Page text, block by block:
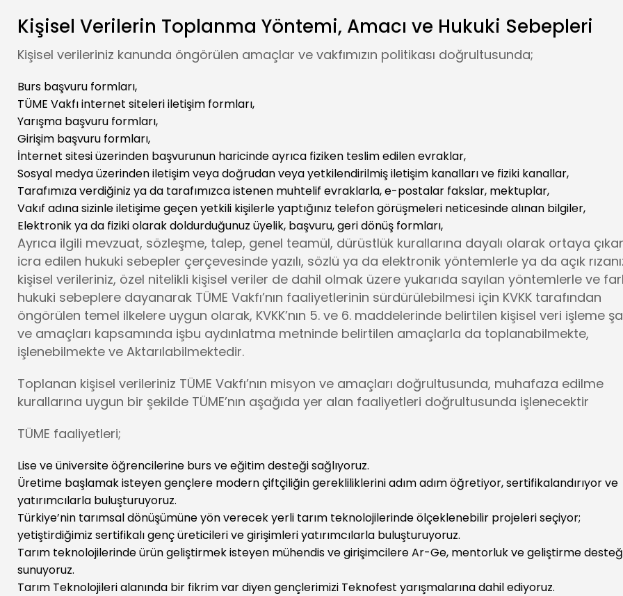
Kişisel Verilerin Toplanma Yöntemi, Amacı ve Hukuki Sebepleri
Kişisel verileriniz kanunda öngörülen amaçlar ve vakfımızın politikası doğrultusunda;
Burs başvuru formları,
TÜME Vakfı internet siteleri iletişim formları,
Yarışma başvuru formları,
Girişim başvuru formları,
İnternet sitesi üzerinden başvurunun haricinde ayrıca fiziken teslim edilen evraklar,
Sosyal medya üzerinden iletişim veya doğrudan veya yetkilendirilmiş iletişim kanalları ve fiziki kanallar,
Tarafımıza verdiğiniz ya da tarafımızca istenen muhtelif evraklarla, e-postalar fakslar, mektuplar,
Vakıf adına sizinle iletişime geçen yetkili kişilerle yaptığınız telefon görüşmeleri neticesinde alınan bilgiler,
Elektronik ya da fiziki olarak doldurduğunuz üyelik, başvuru, geri dönüş formları,
Ayrıca ilgili mevzuat, sözleşme, talep, genel teamül, dürüstlük kurallarına dayalı olarak ortaya
icra edilen hukuki sebepler çerçevesinde yazılı, sözlü ya da elektronik yöntemlerle ya da açık
kişisel verileriniz, özel nitelikli kişisel veriler de dahil olmak üzere yukarıda sayılan yöntemlerle ve
hukuki sebeplere dayanarak TÜME Vakfı’nın faaliyetlerinin sürdürülebilmesi için KVKK tarafından
öngörülen temel ilkelere uygun olarak, KVKK’nın 5. ve 6. maddelerinde belirtilen kişisel veri işleme
ve amaçları kapsamında işbu aydınlatma metninde belirtilen amaçlarla da toplanabilmekte,
işlenebilmekte ve Aktarılabilmektedir.
Toplanan kişisel verileriniz TÜME Vakfı’nın misyon ve amaçları doğrultusunda, muhafaza edilme
kurallarına uygun bir şekilde TÜME’nın aşağıda yer alan faaliyetleri doğrultusunda işlenecektir
TÜME faaliyetleri;
Lise ve üniversite öğrencilerine burs ve eğitim desteği sağlıyoruz.
Üretime başlamak isteyen gençlere modern çiftçiliğin gerekliliklerini adım adım öğretiyor, sertifikalandırıyor ve
yatırımcılarla buluşturuyoruz.
Türkiye’nin tarımsal dönüşümüne yön verecek yerli tarım teknolojilerinde ölçeklenebilir projeleri seçiyor;
yetiştirdiğimiz sertifikalı genç üreticileri ve girişimleri yatırımcılarla buluşturuyoruz.
Tarım teknolojilerinde ürün geliştirmek isteyen mühendis ve girişimcilere Ar-Ge, mentorluk ve geliştirme
sunuyoruz.
Tarım Teknolojileri alanında bir fikrim var diyen gençlerimizi Teknofest yarışmalarına dahil ediyoruz.